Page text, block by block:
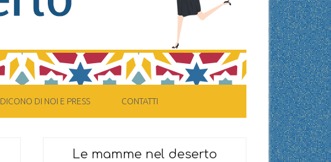
DICONO DI NOI E PRESS CONTATTI
Le mamme nel deserto